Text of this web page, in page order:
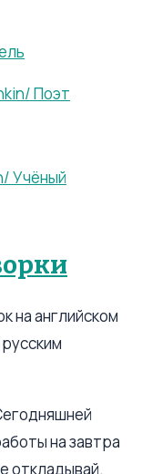
Поэт
Учёный
на английском
на завтра
откладывай.